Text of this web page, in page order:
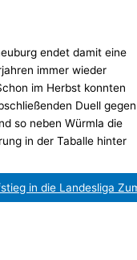
endet damit eine
immer wieder
im Herbst konnten
Duell gegen
so neben Würmla die
in der Taballe hinter
in die Landesliga